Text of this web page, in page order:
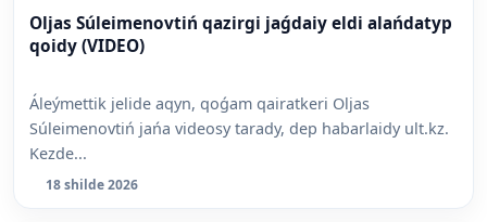
Oljas Súleimenovtiń qazirgi jaǵdaiy eldi alańdatyp
qoidy (VIDEO)
Áleýmettik jelide aqyn, qoǵam qairatkeri Oljas
Súleimenovtiń jańa videosy tarady, dep habarlaidy ult.kz.
Kezde...
18 shilde 2026